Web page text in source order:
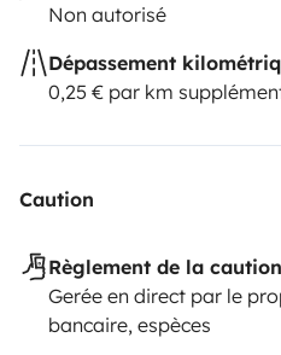
Non autorisé
Dépassement
0,25 € par km
Caution
Règlement de la caution
Gerée en direct par le
bancaire, espèces